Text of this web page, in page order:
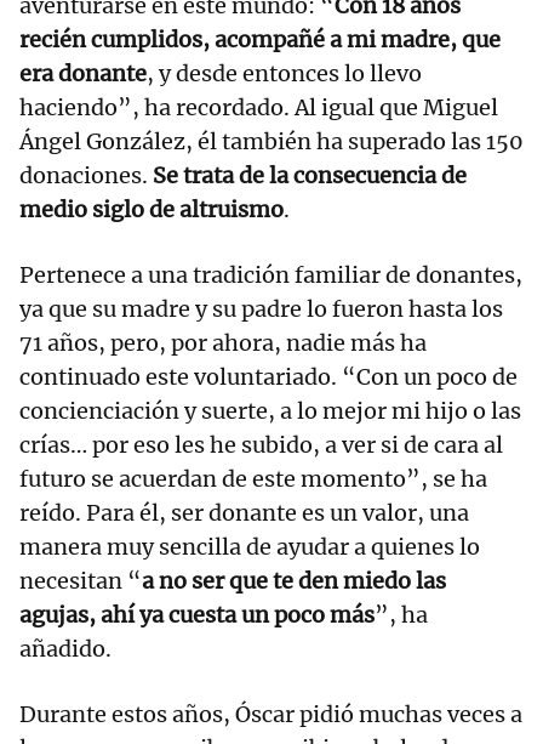
aventurarse en este mundo: “Con 18 años
recién cumplidos, acompañé a mi madre, que
era donante, y desde entonces lo llevo
haciendo”, ha recordado. Al igual que Miguel
Ángel González, él también ha superado las 150
donaciones. Se trata de la consecuencia de
medio siglo de altruismo.
Pertenece a una tradición familiar de donantes,
ya que su madre y su padre lo fueron hasta los
71 años, pero, por ahora, nadie más ha
continuado este voluntariado. “Con un poco de
concienciación y suerte, a lo mejor mi hijo o las
crías… por eso les he subido, a ver si de cara al
futuro se acuerdan de este momento”, se ha
reído. Para él, ser donante es un valor, una
manera muy sencilla de ayudar a quienes lo
necesitan “a no ser que te den miedo las
agujas, ahí ya cuesta un poco más”, ha
añadido.
Durante estos años, Óscar pidió muchas veces a